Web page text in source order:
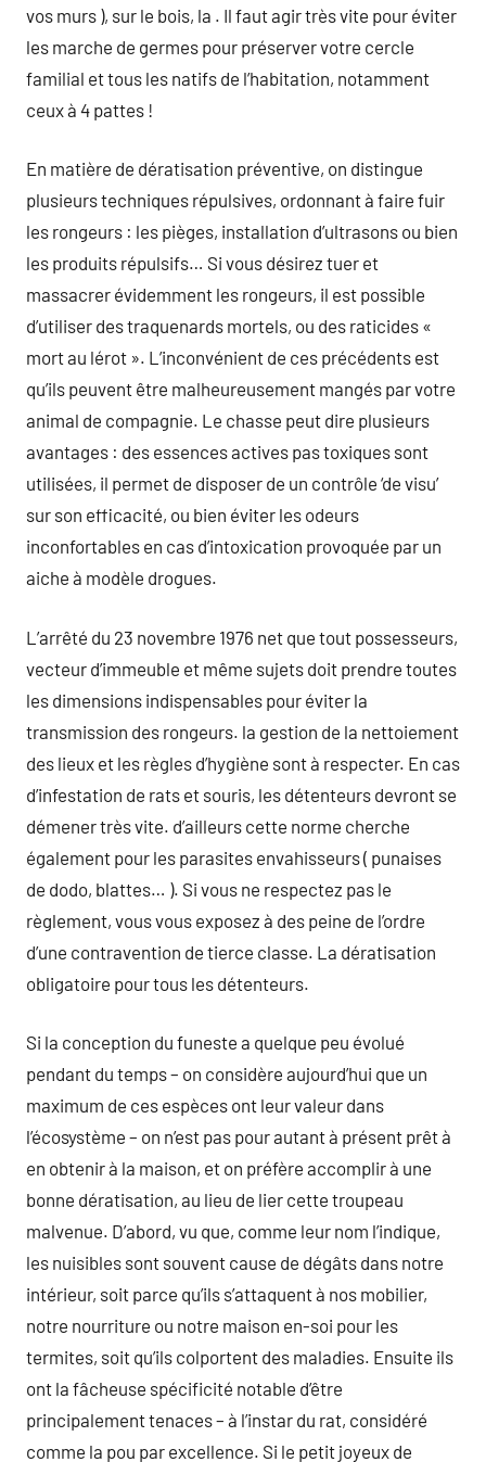
vos murs ), sur le bois, la . Il faut agir très vite pour éviter
les marche de germes pour préserver votre cercle
familial et tous les natifs de l’habitation, notamment
ceux à 4 pattes !
En matière de dératisation préventive, on distingue
plusieurs techniques répulsives, ordonnant à faire fuir
les rongeurs : les pièges, installation d’ultrasons ou bien
les produits répulsifs… Si vous désirez tuer et
massacrer évidemment les rongeurs, il est possible
d’utiliser des traquenards mortels, ou des raticides «
mort au lérot ». L’inconvénient de ces précédents est
qu’ils peuvent être malheureusement mangés par votre
animal de compagnie. Le chasse peut dire plusieurs
avantages : des essences actives pas toxiques sont
utilisées, il permet de disposer de un contrôle ‘de visu’
sur son efficacité, ou bien éviter les odeurs
inconfortables en cas d’intoxication provoquée par un
aiche à modèle drogues.
L’arrêté du 23 novembre 1976 net que tout possesseurs,
vecteur d’immeuble et même sujets doit prendre toutes
les dimensions indispensables pour éviter la
transmission des rongeurs. la gestion de la nettoiement
des lieux et les règles d’hygiène sont à respecter. En cas
d’infestation de rats et souris, les détenteurs devront se
démener très vite. d’ailleurs cette norme cherche
également pour les parasites envahisseurs ( punaises
de dodo, blattes… ). Si vous ne respectez pas le
règlement, vous vous exposez à des peine de l’ordre
d’une contravention de tierce classe. La dératisation
obligatoire pour tous les détenteurs.
Si la conception du funeste a quelque peu évolué
pendant du temps – on considère aujourd’hui que un
maximum de ces espèces ont leur valeur dans
l’écosystème – on n’est pas pour autant à présent prêt à
en obtenir à la maison, et on préfère accomplir à une
bonne dératisation, au lieu de lier cette troupeau
malvenue. D’abord, vu que, comme leur nom l’indique,
les nuisibles sont souvent cause de dégâts dans notre
intérieur, soit parce qu’ils s’attaquent à nos mobilier,
notre nourriture ou notre maison en-soi pour les
termites, soit qu’ils colportent des maladies. Ensuite ils
ont la fâcheuse spécificité notable d’être
principalement tenaces – à l’instar du rat, considéré
comme la pou par excellence. Si le petit joyeux de